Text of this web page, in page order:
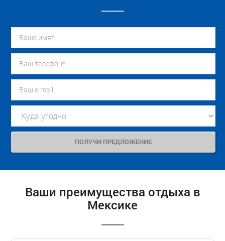
Ваши преимущества отдыха в
Мексике